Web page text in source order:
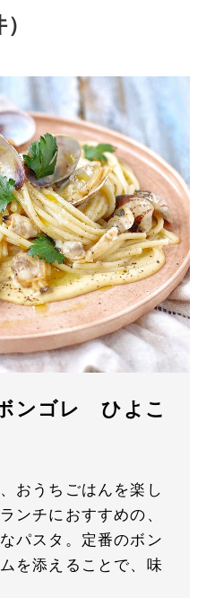
ンゴレ ひよこ
おうちごはんを楽し
ンチにおすすめの、
パスタ。定番のボン
を添えることで、味